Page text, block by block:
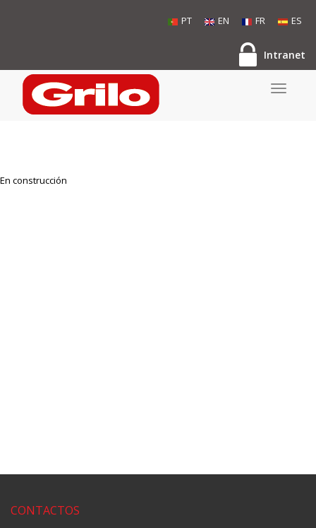
PT EN FR ES
Intranet
Toggle
En construcción
CONTACTOS